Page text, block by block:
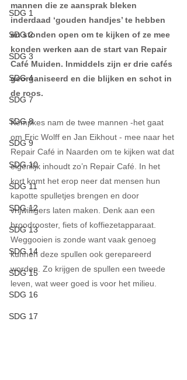
SDG 1
SDG 2
SDG 3
SDG 4
SDG 7
SDG 8
SDG 9
SDG 10
SDG 11
SDG 12
SDG 13
SDG 14
SDG 15
SDG 16
SDG 17
mannen die ze aansprak bleken
inderdaad ‘gouden handjes’ te hebben
en stonden open om te kijken of ze mee
konden werken aan de start van Repair
Café Muiden. Inmiddels zijn er drie cafés
georganiseerd en die blijken en schot in
de roos.
Kempkes nam de twee mannen -het gaat
om Eric Wolff en Jan Eikhout - mee naar het
Repair Café in Naarden om te kijken wat dat
eigenlijk inhoudt zo’n Repair Café. In het
kort komt het erop neer dat mensen hun
kapotte spulletjes brengen en door
vrijwilligers laten maken. Denk aan een
broodrooster, fiets of koffiezetapparaat.
Weggooien is zonde want vaak genoeg
kunnen deze spullen ook gerepareerd
worden. Zo krijgen de spullen een tweede
leven, wat weer goed is voor het milieu.